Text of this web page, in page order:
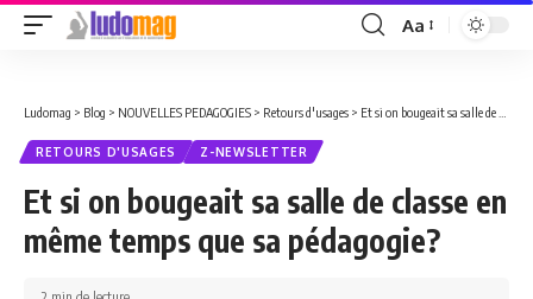
Font
Aa
Ludomag > Blog > NOUVELLES PEDAGOGIES > Retours d'usages > Et si on bougeait sa salle de classe en même temps que sa pédagogie?
RETOURS D'USAGES Z-NEWSLETTER
Et si on bougeait sa salle de classe en
même temps que sa pédagogie?